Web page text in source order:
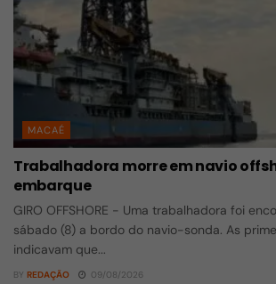
MACAÉ
Trabalhadora morre em navio
embarque
GIRO OFFSHORE - Uma trabalhadora foi
sábado (8) a bordo do navio-sonda. As
indicavam que...
BY REDAÇÃO 09/08/2026